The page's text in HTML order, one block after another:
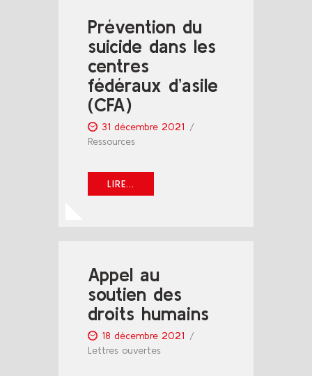
Prévention du
suicide dans les
centres
fédéraux d’asile
(CFA)
31 décembre 2021
Ressources
LIRE...
Appel au
soutien des
droits humains
18 décembre 2021
Lettres ouvertes